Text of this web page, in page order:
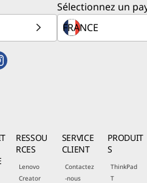
Sélectionnez un
RESSOU
RCES
Lenovo
Creator
SERVICE
CLIENT
Contactez
-nous
PRODUIT
S
ThinkPad
T